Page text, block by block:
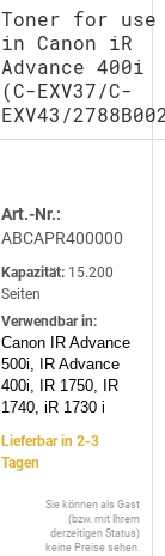
Toner for use
in Canon iR
Advance 400i
(C-EXV37/C-
EXV43/
Art.-Nr.:
ABCAPR400000
Kapazität: 15.200
Seiten
Verwendbar in:
Canon IR Advance
500i, IR Advance
400i, IR 1750, IR
1740, iR 1730 i
Lieferbar in 2-3
Tagen
Sie können als Gast
(bzw. mit Ihrem
derzeitigen Status)
keine Preise sehen.